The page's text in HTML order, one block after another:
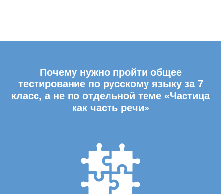
Почему нужно пройти общее
тестирование по русскому языку за 7
класс, а не по отдельной теме «Частица
как часть речи»